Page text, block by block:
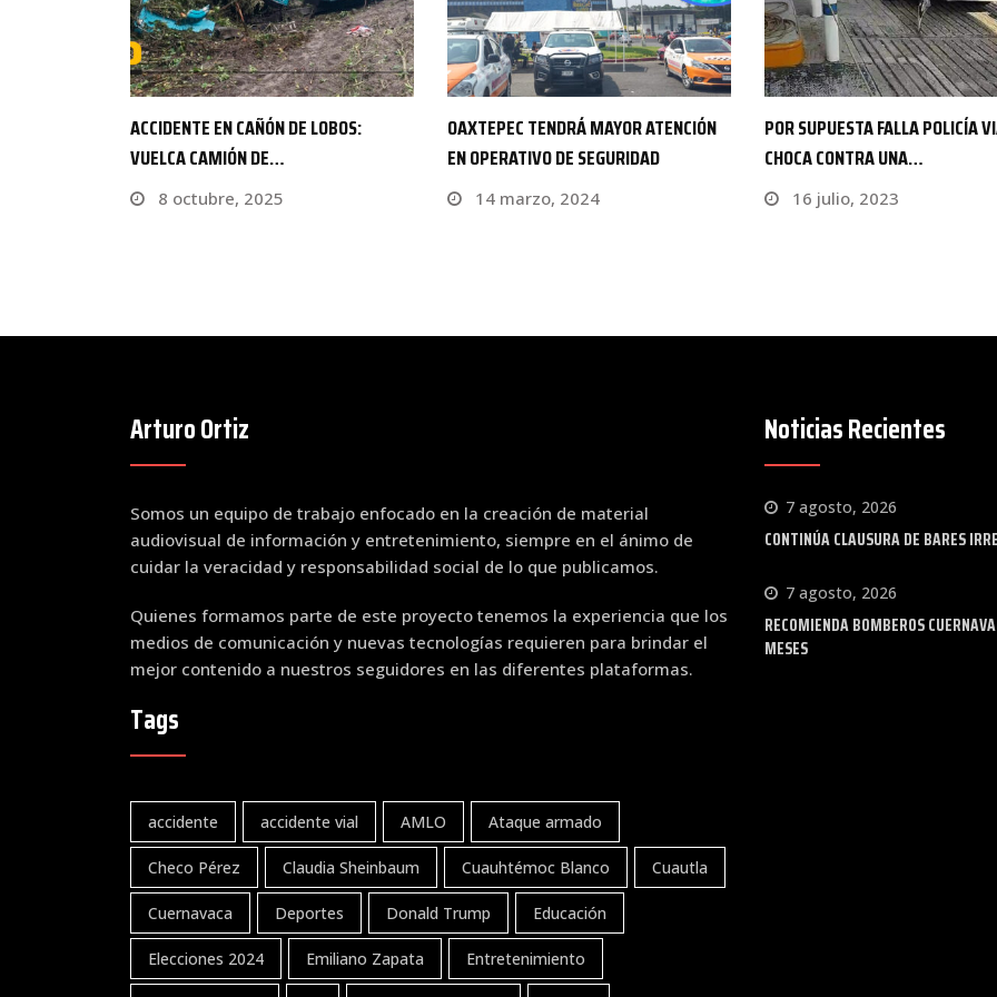
OAXTEPEC TENDRÁ MAYOR ATENCIÓN
EN OPERATIVO DE SEGURIDAD
14 marzo, 2024
POR SUPUESTA FALLA POLICÍA VIAL
CHOCA CONTRA UNA…
16 julio, 2023
AMATITLÁN SIN AGUA POR
REPARACIONES EN POZO
8 agosto, 2024
Arturo Ortiz
Somos un equipo de trabajo enfocado en la creación de material
audiovisual de información y entretenimiento, siempre en el ánimo de
cuidar la veracidad y responsabilidad social de lo que publicamos.
Quienes formamos parte de este proyecto tenemos la experiencia que los
medios de comunicación y nuevas tecnologías requieren para brindar el
mejor contenido a nuestros seguidores en las diferentes plataformas.
Tags
accidente accidente vial AMLO Ataque armado
Checo Pérez Claudia Sheinbaum Cuauhtémoc Blanco Cuautla
Cuernavaca Deportes Donald Trump Educación
Elecciones 2024 Emiliano Zapata Entretenimiento
Noticias Recientes
7 agosto, 2026
CONTINÚA CLAUSURA DE BARES
7 agosto, 2026
RECOMIENDA BOMBEROS
MESES